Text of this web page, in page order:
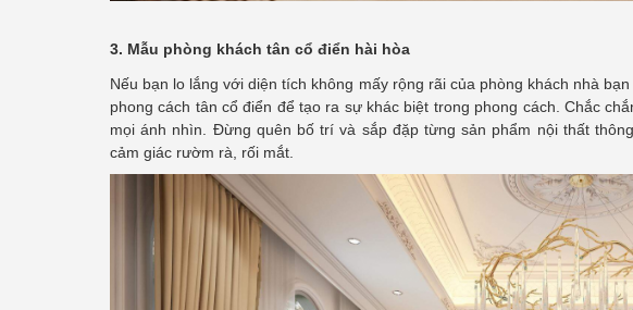
3. Mẫu phòng khách tân cổ điển hài hòa
Nếu bạn lo lắng với diện tích không mấy rộng rãi của phòng khách nhà
phong cách tân cổ điển để tạo ra sự khác biệt trong phong cách. Chắc
mọi ánh nhìn. Đừng quên bố trí và sắp đặp từng sản phẩm nội thất
cảm giác rườm rà, rối mắt.